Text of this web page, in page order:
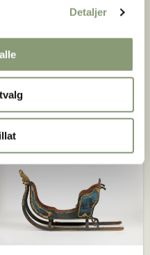
Detaljer
Et mangletre er et redskap til å
har 1625 mangletrær i samlingen.
Se samlingen